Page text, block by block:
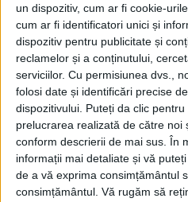
un dispozitiv, cum ar fi cookie-
cum ar fi identificatori unici și
dispozitiv pentru publicitate și
reclamelor și a conținutului,
serviciilor. Cu permisiunea dvs.,
folosi date și identificări precise
dispozitivului. Puteți da clic
prelucrarea realizată de către noi
conform descrierii de mai sus. În
informații mai detaliate și vă
de a vă exprima consimțământul
consimțământul. Vă rugăm să
miilor de oameni
dus la retragerea
continua să
Trăiască Crăciunul”.
Europarlamentarii
(președintele
Democrație și șeful
exprimă satisfacția